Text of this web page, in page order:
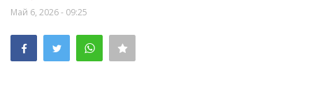
Май 6, 2026 - 09:25